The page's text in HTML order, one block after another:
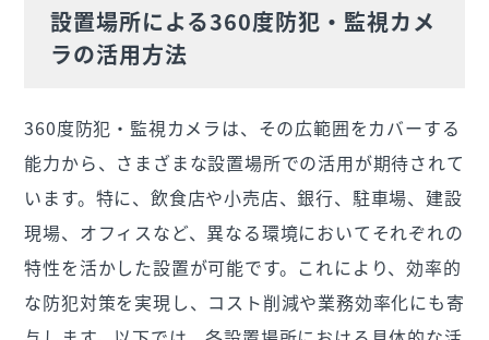
設置場所による360度防犯・監視カメ
ラの活用方法
360度防犯・監視カメラは、その広範囲をカバーする
能力から、さまざまな設置場所での活用が期待されて
います。特に、飲食店や小売店、銀行、駐車場、建設
現場、オフィスなど、異なる環境においてそれぞれの
特性を活かした設置が可能です。これにより、効率的
な防犯対策を実現し、コスト削減や業務効率化にも寄